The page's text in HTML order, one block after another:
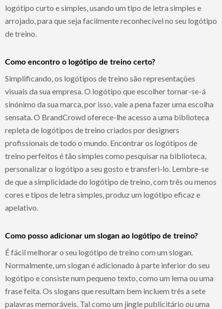
logótipo curto e simples, usando um tipo de letra simples e
arrojado, para que seja facilmente reconhecível no seu logótipo
de treino.
Como encontro o logótipo de treino certo?
Simplificando, os logótipos de treino são representações
visuais da sua empresa. O logótipo que escolher tornar-se-á
sinónimo da sua marca, por isso, vale a pena fazer uma escolha
sensata. O BrandCrowd oferece-lhe acesso a uma biblioteca
repleta de logótipos de treino criados por designers
profissionais de todo o mundo. Encontrar os logótipos de
treino perfeitos é tão simples como pesquisar na biblioteca,
personalizar o logótipo a seu gosto e transferi-lo. Lembre-se
de que a simplicidade do logótipo de treino, com três ou menos
cores e tipos de letra simples, produz um logótipo eficaz e
apelativo.
Como posso adicionar um slogan ao logótipo de treino?
É fácil melhorar o seu logótipo de treino com um slogan.
Normalmente, um slogan é adicionado à parte inferior do seu
logótipo e consiste num pequeno texto, como um lema ou uma
frase feita. Os slogans que resultam bem incluem três a sete
palavras memoráveis. Tal como um jingle publicitário ou uma